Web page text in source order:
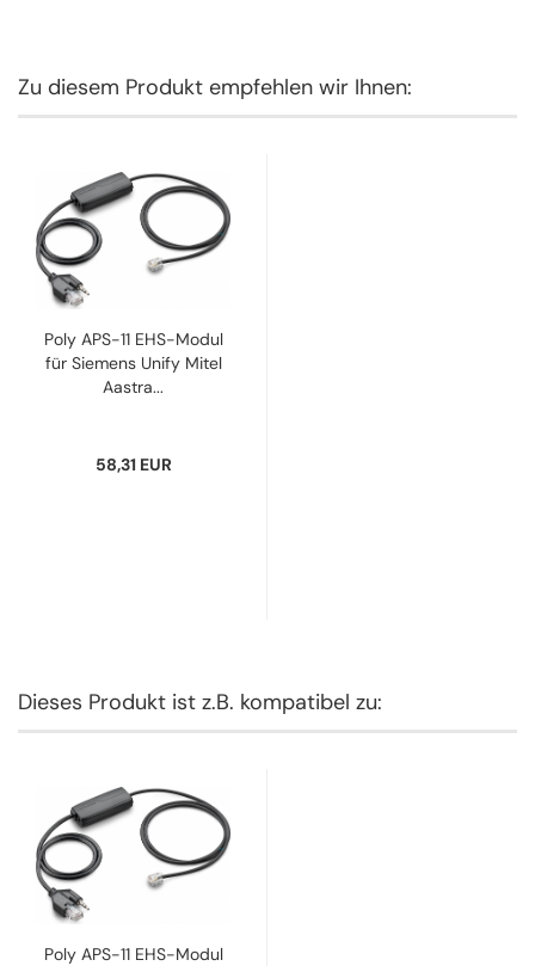
Zu diesem Produkt empfehlen wir Ihnen:
Poly APS-11 EHS-Modul
für Siemens Unify Mitel
Aastra...
58,31 EUR
Dieses Produkt ist z.B. kompatibel zu:
Poly APS-11 EHS-Modul